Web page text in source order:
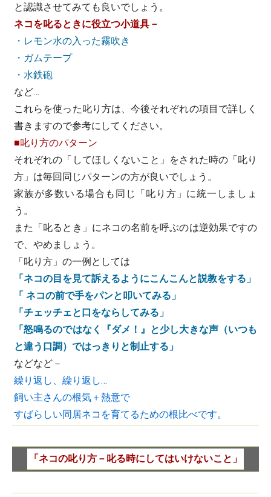
と認識させてみても良いでしょう。
ネコを叱るときに役立つ小道具－
・レモン水の入った霧吹き
・ガムテープ
・水鉄砲
など…
これらを使った叱り方は、今後それぞれの項目で詳しく
書きますので参考にしてください。
■叱り方のパターン
それぞれの「してほしくないこと」をされた時の「叱り
方」は毎回同じパターンの方が良いでしょう。
家族が多数いる場合も同じ「叱り方」に統一しましょ
う。
また「叱るとき」にネコの名前を呼ぶのは逆効果ですの
で、やめましょう。
「叱り方」の一例としては
「ネコの目を見て訴えるようにこんこんと説教をする」
「 ネコの前で手をパンと叩いてみる」
「チェッチェと口をならしてみる」
「怒鳴るのではなく『ダメ！』と少し大きな声（いつも
と違う口調）ではっきりと制止する」
などなど－
繰り返し、繰り返し…
飼い主さんの根気＋熱意で
すばらしい同居ネコを育てるための根比べです。
「ネコの叱り方－叱る時にしてはいけないこと」